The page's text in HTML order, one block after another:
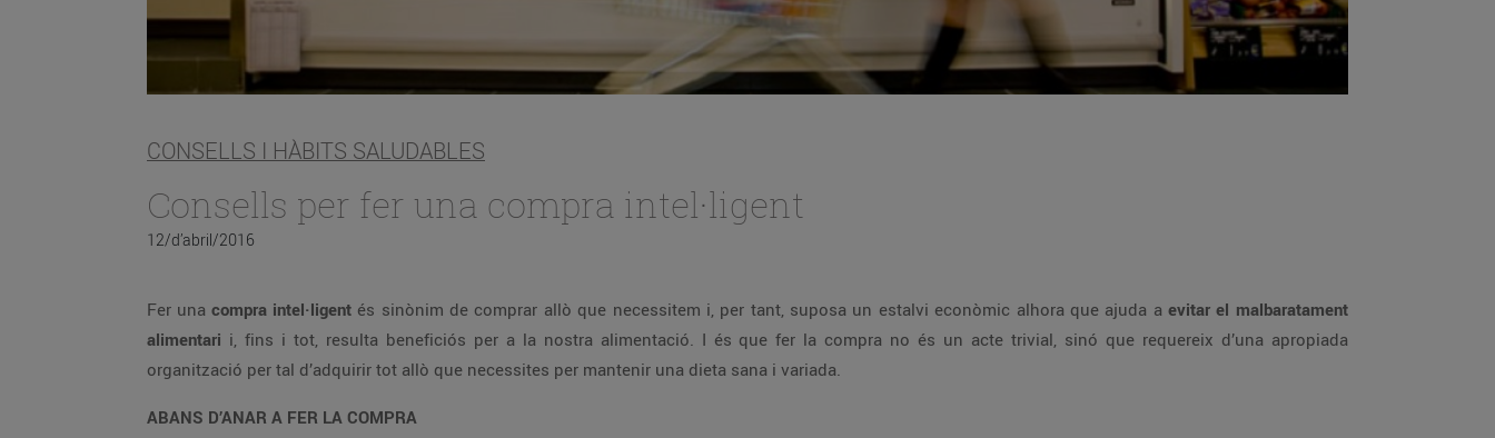
CONSELLS I HÀBITS SALUDABLES
Consells per fer una compra intel·ligent
12/d’abril/2016
Fer una compra intel·ligent és sinònim de comprar allò que necessitem i, per tant, suposa un estalvi econòmic alhora que ajuda a evitar el malbaratament
alimentari i, fins i tot, resulta beneficiós per a la nostra alimentació. I és que fer la compra no és un acte trivial, sinó que requereix d’una apropiada
organització per tal d’adquirir tot allò que necessites per mantenir una dieta sana i variada.
ABANS D’ANAR A FER LA COMPRA